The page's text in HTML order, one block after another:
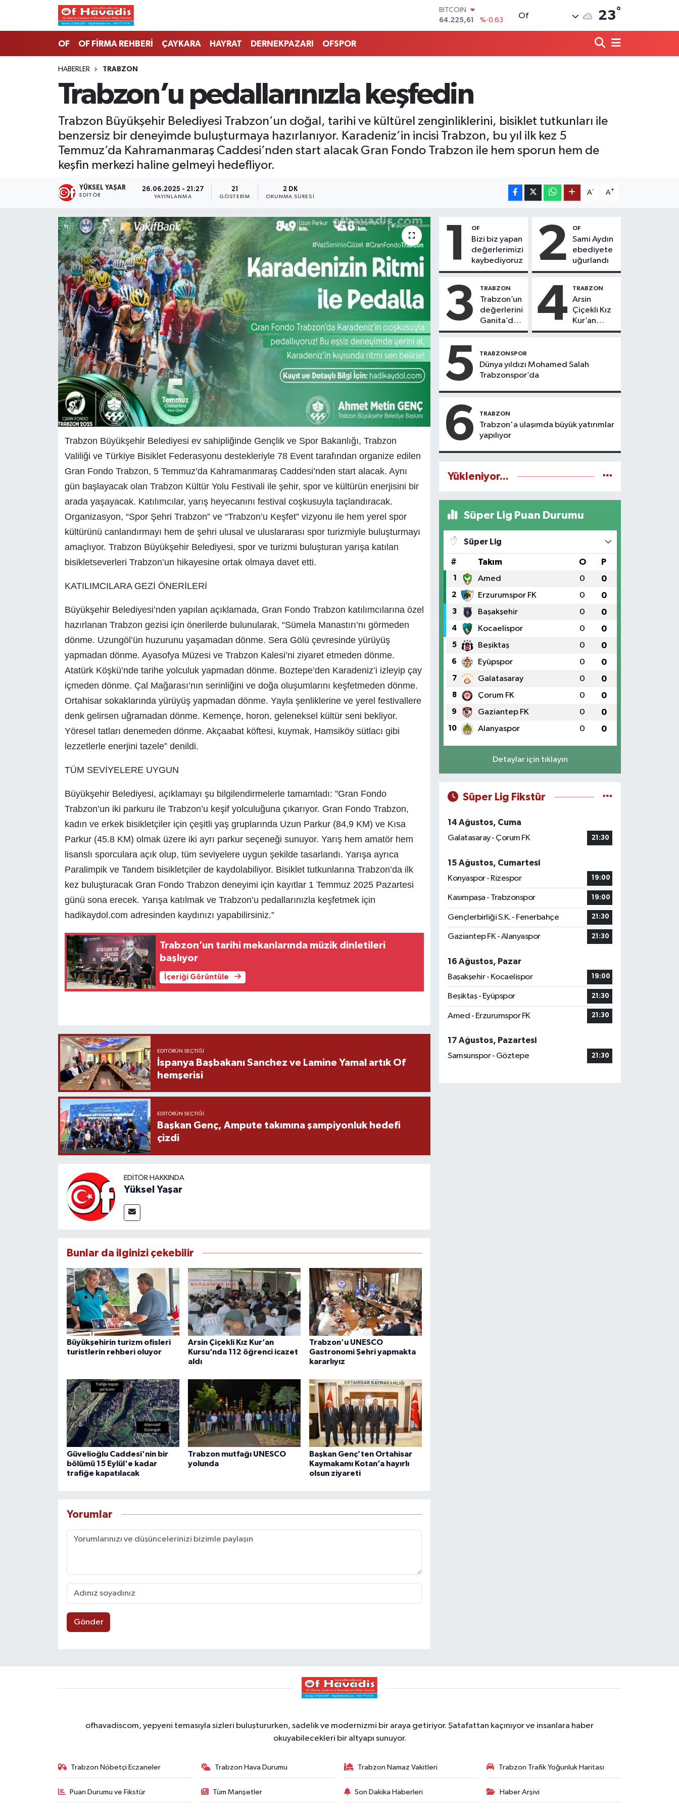
55,0317
%-0.02
GRAM ALTIN
6510.40
BİST100
13.799
%70
Of 23°
OF OF FİRMA REHBERİ ÇAYKARA HAYRAT DERNEKPAZARI OFSPOR
HABERLER TRABZON
Trabzon’u pedallarınızla keşfedin
Trabzon Büyükşehir Belediyesi Trabzon’un doğal, tarihi ve kültürel zenginliklerini, bisiklet tutkunları ile
benzersiz bir deneyimde buluşturmaya hazırlanıyor. Karadeniz’in incisi Trabzon, bu yıl ilk kez 5
Temmuz’da Kahramanmaraş Caddesi’nden start alacak Gran Fondo Trabzon ile hem sporun hem de
keşfin merkezi haline gelmeyi hedefliyor.
YÜKSEL YAŞAR
EDITÖR
26.06.2025 - 21:27
YAYINLANMA
21
GÖSTERIM
2 DK
OKUNMA SÜRESI
A- A+
Trabzon Büyükşehir Belediyesi ev sahipliğinde Gençlik ve Spor Bakanlığı, Trabzon
Valiliği ve Türkiye Bisiklet Federasyonu destekleriyle 78 Event tarafından organize edilen
Gran Fondo Trabzon, 5 Temmuz’da Kahramanmaraş Caddesi’nden start alacak. Aynı
gün başlayacak olan Trabzon Kültür Yolu Festivali ile şehir, spor ve kültürün enerjisini bir
arada yaşayacak. Katılımcılar, yarış heyecanını festival coşkusuyla taçlandıracak.
Organizasyon, “Spor Şehri Trabzon” ve “Trabzon’u Keşfet” vizyonu ile hem yerel spor
kültürünü canlandırmayı hem de şehri ulusal ve uluslararası spor turizmiyle buluşturmayı
amaçlıyor. Trabzon Büyükşehir Belediyesi, spor ve turizmi buluşturan yarışa katılan
bisikletseverleri Trabzon’un hikayesine ortak olmaya davet etti.
KATILIMCILARA GEZİ ÖNERİLERİ
Büyükşehir Belediyesi’nden yapılan açıklamada, Gran Fondo Trabzon katılımcılarına özel
hazırlanan Trabzon gezisi için önerilerde bulunularak, “Sümela Manastırı’nı görmeden
dönme. Uzungöl’ün huzurunu yaşamadan dönme. Sera Gölü çevresinde yürüyüş
yapmadan dönme. Ayasofya Müzesi ve Trabzon Kalesi’ni ziyaret etmeden dönme.
Atatürk Köşkü’nde tarihe yolculuk yapmadan dönme. Boztepe’den Karadeniz’i izleyip çay
içmeden dönme. Çal Mağarası’nın serinliğini ve doğa oluşumlarını keşfetmeden dönme.
Ortahisar sokaklarında yürüyüş yapmadan dönme. Yayla şenliklerine ve yerel festivallere
denk gelirsen uğramadan dönme. Kemençe, horon, geleneksel kültür seni bekliyor.
Yöresel tatları denemeden dönme. Akçaabat köftesi, kuymak, Hamsiköy sütlacı gibi
lezzetlerle enerjini tazele” denildi.
TÜM SEVİYELERE UYGUN
Büyükşehir Belediyesi, açıklamayı şu bilgilendirmelerle tamamladı: "Gran Fondo
Trabzon’un iki parkuru ile Trabzon’u keşif yolculuğuna çıkarıyor. Gran Fondo Trabzon,
kadın ve erkek bisikletçiler için çeşitli yaş gruplarında Uzun Parkur (84,9 KM) ve Kısa
Parkur (45.8 KM) olmak üzere iki ayrı parkur seçeneği sunuyor. Yarış hem amatör hem
lisanslı sporculara açık olup, tüm seviyelere uygun şekilde tasarlandı. Yarışa ayrıca
Paralimpik ve Tandem bisikletçiler de kaydolabiliyor. Bisiklet tutkunlarına Trabzon’da ilk
kez buluşturacak Gran Fondo Trabzon deneyimi için kayıtlar 1 Temmuz 2025 Pazartesi
günü sona erecek. Yarışa katılmak ve Trabzon’u pedallarınızla keşfetmek için
hadikaydol.com adresinden kaydınızı yapabilirsiniz.”
Trabzon’un tarihi mekanlarında müzik dinletileri
başlıyor
İçeriği Görüntüle
EDITÖRÜN SEÇTIĞI
İspanya Başbakanı Sanchez ve Lamine Yamal artık Of
hemşerisi
EDITÖRÜN SEÇTIĞI
Başkan Genç, Ampute takımına şampiyonluk hedefi
çizdi
EDITÖR HAKKINDA
Yüksel Yaşar
Bunlar da ilginizi çekebilir
Büyükşehirin turizm ofisleri
turistlerin rehberi oluyor
Arsin Çiçekli Kız Kur’an
Kursu’nda 112 öğrenci icazet
aldı
Trabzon'u UNESCO
Gastronomi Şehri yapmakta
kararlıyız
Güvelioğlu Caddesi'nin bir
bölümü 15 Eylül'e kadar
trafiğe kapatılacak
Trabzon mutfağı UNESCO
yolunda
Başkan Genç’ten Ortahisar
Kaymakamı Kotan’a hayırlı
olsun ziyareti
Yorumlar
Gönder
1 OF
Bizi biz yapan
değerlerimizi
kaybediyoruz
2 OF
Sami Aydın
ebediyete
uğurlandı
3 TRABZON
Trabzon’un
değerlerini
Ganita’da
yaşatıyoruz
4 TRABZON
Arsin
Çiçekli Kız
Kur’an
Kursu’nda
5 TRABZONSPOR
Dünya yıldızı Mohamed Salah
Trabzonspor’da
6 TRABZON
Trabzon'a ulaşımda büyük yatırımlar
yapılıyor
Yükleniyor...
Süper Lig Puan Durumu
Süper Lig
# Takım O P
1 Amed 0 0
2 Erzurumspor FK 0 0
3 Başakşehir 0 0
4 Kocaelispor 0 0
5 Beşiktaş 0 0
6 Eyüpspor 0 0
7 Galatasaray 0 0
8 Çorum FK 0 0
9 Gaziantep FK 0 0
10 Alanyaspor 0 0
Detaylar için tıklayın
Süper Lig Fikstür
14 Ağustos, Cuma
Galatasaray - Çorum FK
21:30
15 Ağustos, Cumartesi
Konyaspor - Rizespor
19:00
Kasımpaşa - Trabzonspor 19:00
Gençlerbirliği S.K. - Fenerbahçe 21:30
Gaziantep FK - Alanyaspor 21:30
16 Ağustos, Pazar
Başakşehir - Kocaelispor
19:00
Beşiktaş - Eyüpspor 21:30
Amed - Erzurumspor FK 21:30
17 Ağustos, Pazartesi
Samsunspor - Göztepe
21:30
ofhavadiscom, yepyeni temasıyla sizleri buluştururken, sadelik ve modernizmi bir araya getiriyor. Şatafattan kaçınıyor ve insanlara haber
okuyabilecekleri bir altyapı sunuyor.
Trabzon Nöbetçi Eczaneler Trabzon Hava Durumu Trabzon Namaz Vakitleri Trabzon Trafik Yoğunluk Haritası
Puan Durumu ve Fikstür Tüm Manşetler Son Dakika Haberleri Haber Arşivi
Trabzon Nöbetçi Eczaneler
Trabzon Namaz Vakitleri
Trabzon Trafik Yoğunluk Haritası
Süper Lig Puan Durumu ve Fikstür
Tüm Manşetler
Son Dakika Haberleri
Haber Arşivi